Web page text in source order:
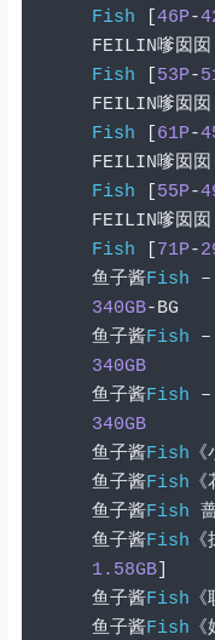
Fish
46P-
FEILIN嗲囡囡
Fish
53P-
FEILIN嗲囡囡
Fish
61P-
FEILIN嗲囡囡
Fish
55P-
FEILIN嗲囡囡
Fish
71P-
鱼子酱Fish –
340GB-BG
鱼子酱Fish –
340GB
鱼子酱Fish –
340GB
鱼子酱Fish
鱼子酱Fish
鱼子酱Fish
鱼子酱Fish
1.58GB]
鱼子酱Fish
鱼子酱Fish